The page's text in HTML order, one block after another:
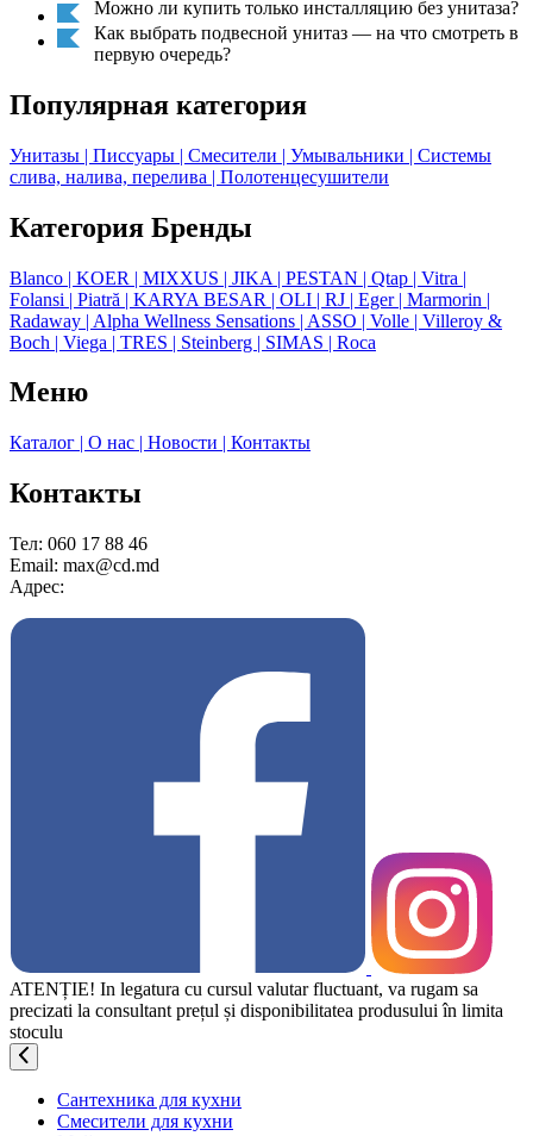
Можно ли купить только инсталляцию без унитаза?
Как выбрать подвесной унитаз — на что смотреть в
первую очередь?
Популярная категория
Унитазы | Писсуары | Смесители | Умывальники | Системы
слива, налива, перелива | Полотенцесушители
Категория Бренды
Blanco | KOER | MIXXUS | JIKA | PESTAN | Qtap | Vitra |
Folansi | Piatră | KARYA BESAR | OLI | RJ | Eger | Marmorin |
Radaway | Alpha Wellness Sensations | ASSO | Volle | Villeroy &
Boch | Viega | TRES | Steinberg | SIMAS | Roca
Меню
Каталог | О нас | Новости | Контакты
Контакты
Тел: 060 17 88 46
Email: max@cd.md
Адрес:
ATENȚIE! In legatura cu cursul valutar fluctuant, va rugam sa
precizati la consultant prețul și disponibilitatea produsului în limita
stoculu
Сантехника для кухни
Смесители для кухни